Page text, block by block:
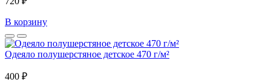
В корзину
Одеяло полушерстяное детское 470 г/м²
400 ₽